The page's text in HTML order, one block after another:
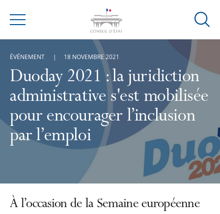
Menu
Ouvrir
Duoday 2021 : la juridiction
administrative s'est mobilisée
pour encourager l’inclusion
par l’emploi
ÉVÉNEMENT 18 NOVEMBRE 2021
À l’occasion de la Semaine européenne